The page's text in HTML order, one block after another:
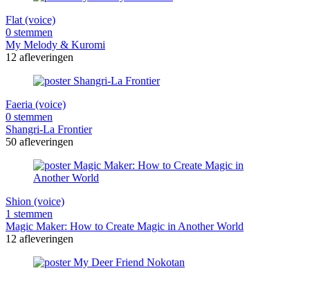
Flat (voice)
0 stemmen
My Melody & Kuromi
12 afleveringen
Faeria (voice)
0 stemmen
Shangri-La Frontier
50 afleveringen
Shion (voice)
1 stemmen
Magic Maker: How to Create Magic in Another World
12 afleveringen